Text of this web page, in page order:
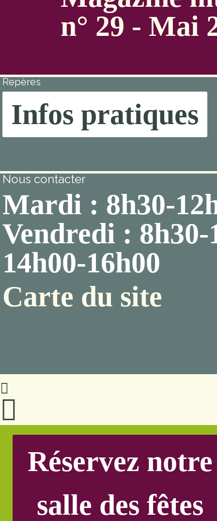
n° 29 - Mai
Repères
Infos pratiques
Nous contacter
Mardi : 8h30-
Vendredi : 8h30-
14h00-16h00
Carte du site
Réservez notre
salle des fêtes